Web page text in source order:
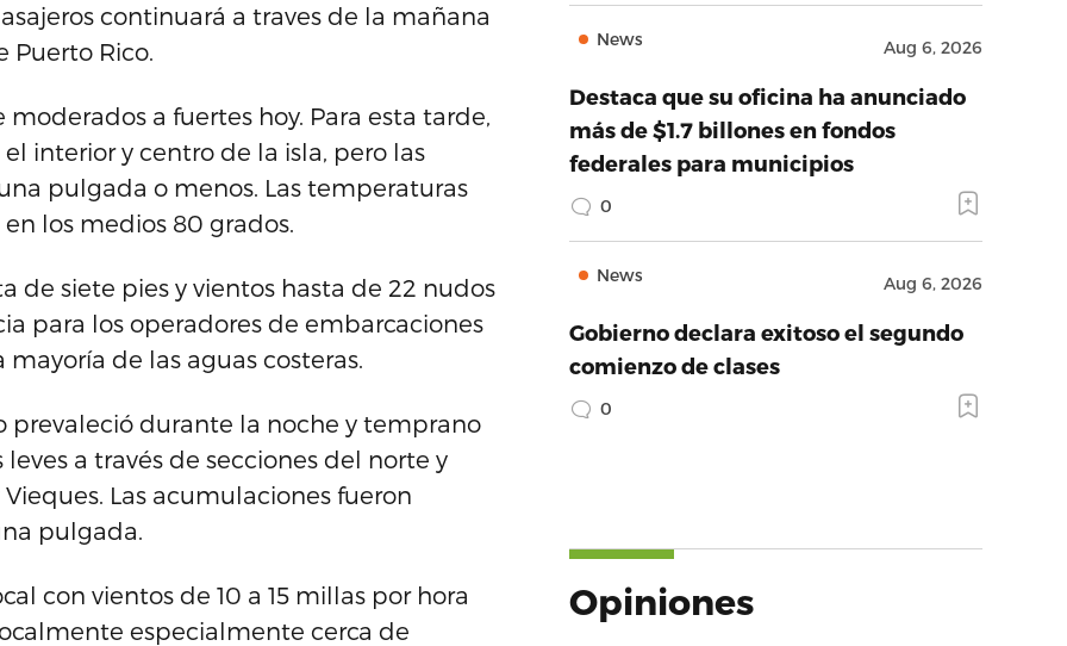
continuará a traves de la mañana
Puerto Rico.
a fuertes hoy. Para esta tarde,
interior y centro de la isla, pero las
pulgada o menos. Las temperaturas
los medios 80 grados.
de siete pies y vientos hasta de 22 nudos
para los operadores de embarcaciones
de las aguas costeras.
durante la noche y temprano
a través de secciones del norte y
Las acumulaciones fueron
pulgada.
con vientos de 10 a 15 millas por hora
especialmente cerca de
News Aug 6, 2026
Destaca que su oficina ha anunciado
más de $1.7 billones en fondos
federales para municipios
0
News Aug 6, 2026
Gobierno declara exitoso el segundo
comienzo de clases
0
Opiniones